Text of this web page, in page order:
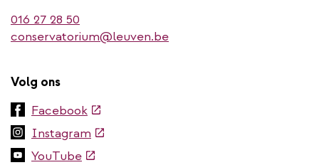
016 27 28 50
conservatorium@leuven.be
Volg ons
Facebook(externe
link)
Instagram (externe
link)
YouTube(externe